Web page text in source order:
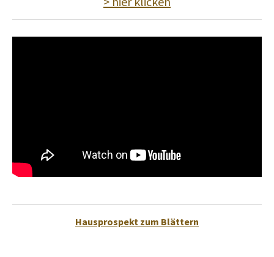
Hausprospekt zum Blättern